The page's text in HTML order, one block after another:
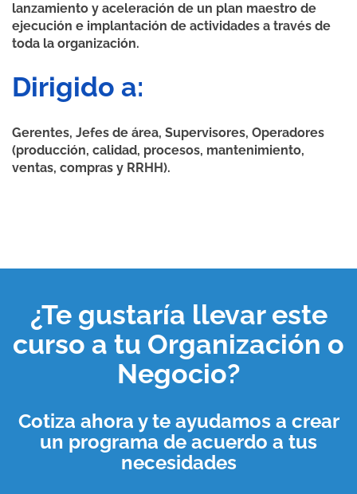
lanzamiento y aceleración de un plan maestro de
ejecución e implantación de actividades a través de
toda la organización.
Dirigido a:
Gerentes, Jefes de área, Supervisores, Operadores
(producción, calidad, procesos, mantenimiento,
ventas, compras y RRHH).
¿Te gustaría llevar este
curso a tu Organización o
Negocio?
Cotiza ahora y te ayudamos a crear
un programa de acuerdo a tus
necesidades